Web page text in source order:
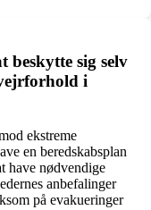
sig selv
i
ekstreme
en beredskabsplan
have nødvendige
anbefalinger
på evakueringer